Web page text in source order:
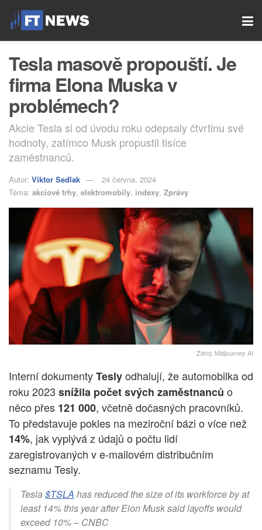
Tesla masově propouští. Je
firma Elona Muska v
problémech?
Akcie Tesla si od úvodu roku odepsaly čtvrtinu své
hodnoty, zatímco Musk propustil tisíce
zaměstnanců.
Autor: Viktor Sedlak
24 června, 2024
Téma: akciové trhy, elektromobily, indexy, Zprávy
Zdroj: Midjourney AI
Interní dokumentyTeslyodhalují, že automobilka od
roku 2023 snížila počet svých zaměstnanců o
něco přes 121 000, včetně dočasných pracovníků.
To představuje pokles na meziroční bázi o více než
14%, jak vyplývá z údajů o počtu lidí
zaregistrovaných v e-mailovém distribučním
seznamu Tesly.
Tesla$TSLA has reduced the size of its workforce by at
least 14% this year after Elon Musk said layoffs would
exceed 10% – CNBC